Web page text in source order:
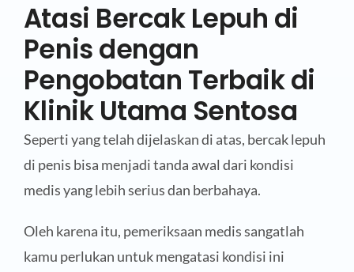
Atasi Bercak Lepuh di
Penis dengan
Pengobatan Terbaik di
Klinik Utama Sentosa
Seperti yang telah dijelaskan di atas, bercak lepuh
di penis bisa menjadi tanda awal dari kondisi
medis yang lebih serius dan berbahaya.
Oleh karena itu, pemeriksaan medis sangatlah
kamu perlukan untuk mengatasi kondisi ini